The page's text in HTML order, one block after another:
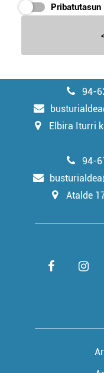
94-
Elbira Iturri
94-
Atalde